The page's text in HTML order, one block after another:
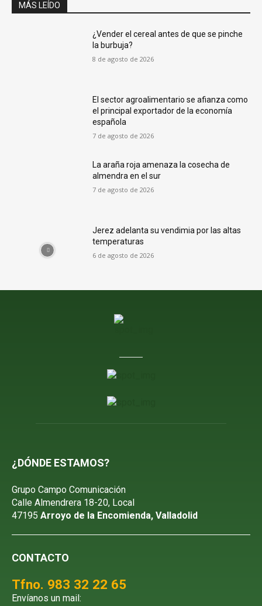
MÁS LEÍDO
¿Vender el cereal antes de que se pinche
la burbuja?
8 de agosto de 2026
El sector agroalimentario se afianza como
el principal exportador de la economía
española
7 de agosto de 2026
La araña roja amenaza la cosecha de
almendra en el sur
7 de agosto de 2026
Jerez adelanta su vendimia por las altas
temperaturas
6 de agosto de 2026
¿DÓNDE ESTAMOS?
Grupo Campo Comunicación
Calle Almendrera 18-20, Local
47195 Arroyo de la Encomienda, Valladolid
CONTACTO
Tfno. 983 32 22 65
Envíanos un mail: